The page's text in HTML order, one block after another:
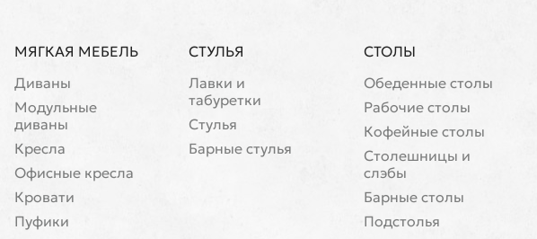
МЯГКАЯ МЕБЕЛЬ
Диваны
Модульные
диваны
Кресла
Офисные кресла
Кровати
Пуфики
СТУЛЬЯ
Лавки и
табуретки
Стулья
Барные стулья
СТОЛЫ
Обеденные столы
Рабочие столы
Кофейные столы
Cтолешницы и
слэбы
Барные столы
Подстолья